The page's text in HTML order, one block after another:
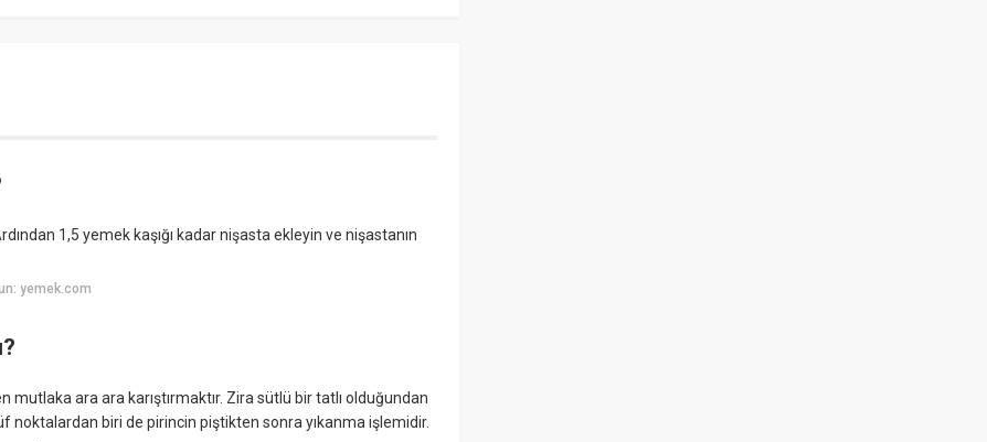
1,5 yemek kaşığı kadar nişasta ekleyin ve nişastanın
yemek.com
mutlaka ara ara karıştırmaktır. Zira sütlü bir tatlı olduğundan
noktalardan biri de pirincin piştikten sonra yıkanma işlemidir.